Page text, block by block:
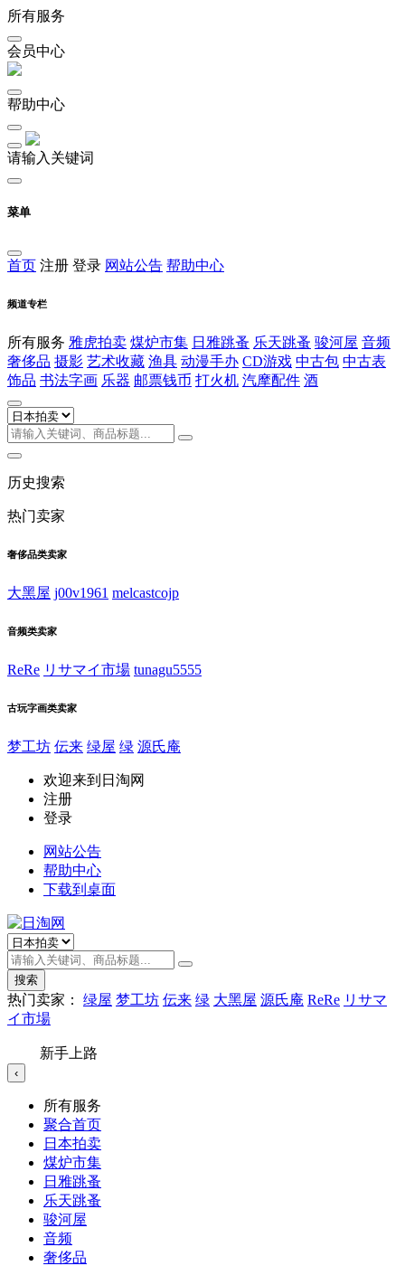
所有服务
会员中心
帮助中心
请输入关键词
菜单
首页 注册 登录 网站公告 帮助中心
频道专栏
所有服务 雅虎拍卖 煤炉市集 日雅跳蚤 乐天跳蚤 骏河屋 音频
奢侈品 摄影 艺术收藏 渔具 动漫手办 CD游戏 中古包 中古表
饰品 书法字画 乐器 邮票钱币 打火机 汽摩配件 酒
历史搜索
热门卖家
奢侈品类卖家
大黑屋 j00v1961 melcastcojp
音频类卖家
ReRe リサマイ市場 tunagu5555
古玩字画类卖家
梦工坊 伝来 绿屋 绿 源氏庵
欢迎来到日淘网
注册
登录
网站公告
帮助中心
下载到桌面
搜索
热门卖家： 绿屋 梦工坊 伝来 绿 大黑屋 源氏庵 ReRe リサマ
イ市場
新手上路
‹
所有服务
聚合首页
日本拍卖
煤炉市集
日雅跳蚤
乐天跳蚤
骏河屋
音频
奢侈品